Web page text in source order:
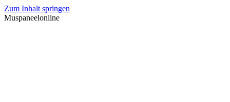
Zum Inhalt springen
Muspaneelonline